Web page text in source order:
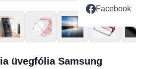
Facebook
üvegfólia Samsung